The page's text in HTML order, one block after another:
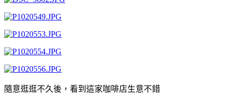
隨意逛逛不久後，看到這家咖啡店生意不錯